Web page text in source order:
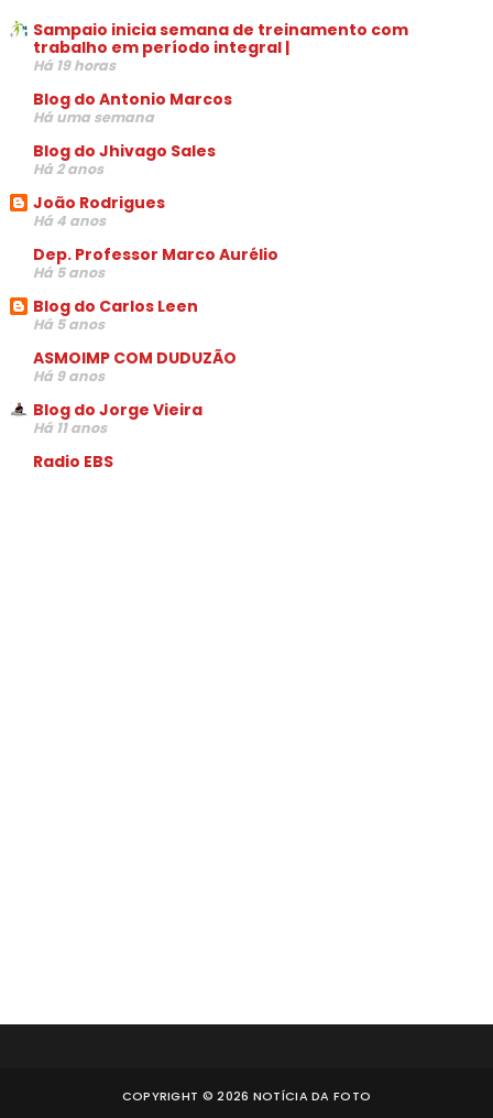
Sampaio inicia semana de treinamento com
trabalho em período integral |
Há 19 horas
Blog do Antonio Marcos
Há uma semana
Blog do Jhivago Sales
Há 2 anos
João Rodrigues
Há 4 anos
Dep. Professor Marco Aurélio
Há 5 anos
Blog do Carlos Leen
Há 5 anos
ASMOIMP COM DUDUZÃO
Há 9 anos
Blog do Jorge Vieira
Há 11 anos
Radio EBS
COPYRIGHT ©2026 NOTÍCIA DA FOTO